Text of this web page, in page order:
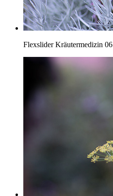
Flexslider Kräutermedizin 06